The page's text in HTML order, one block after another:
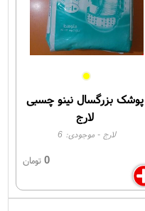
پوشک بزرگسال نینو چسبی
لارج
لارج - موجودی:6
0تومان